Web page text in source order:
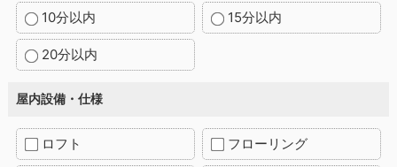
10分以内 15分以内
20分以内
屋内設備・仕様
ロフト フローリング